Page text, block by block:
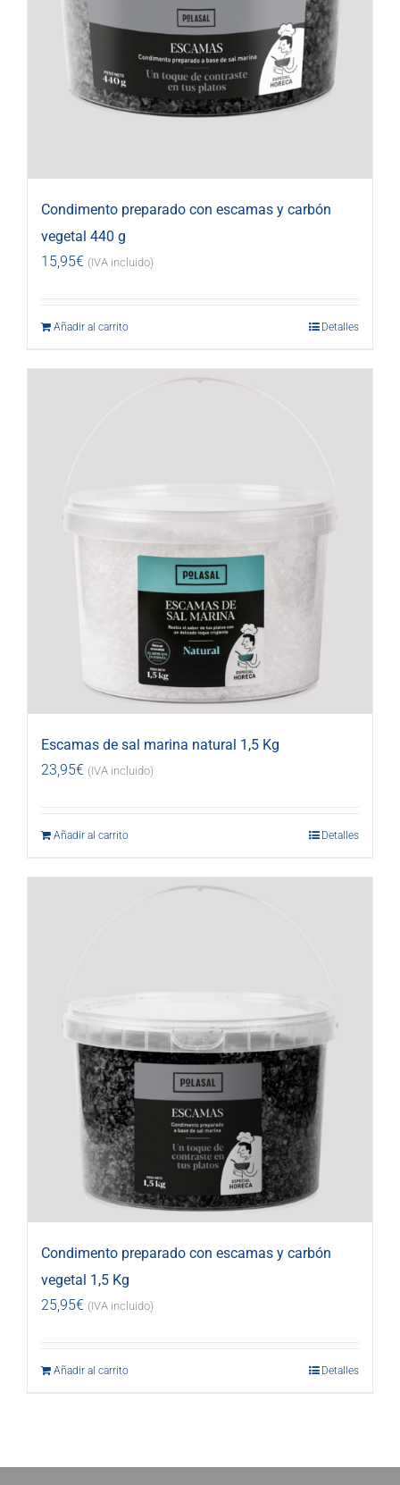
Condimento preparado con escamas y carbón
vegetal 440 g
15,95€ (IVA incluido)
Añadir al carrito Detalles
Escamas de sal marina natural 1,5 Kg
23,95€ (IVA incluido)
Añadir al carrito Detalles
Condimento preparado con escamas y carbón
vegetal 1,5 Kg
25,95€ (IVA incluido)
Añadir al carrito Detalles